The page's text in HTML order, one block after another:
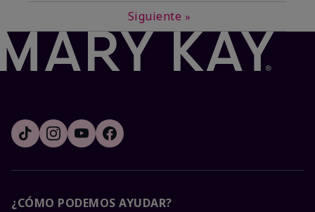
Siguiente »
¿CÓMO PODEMOS AYUDAR?